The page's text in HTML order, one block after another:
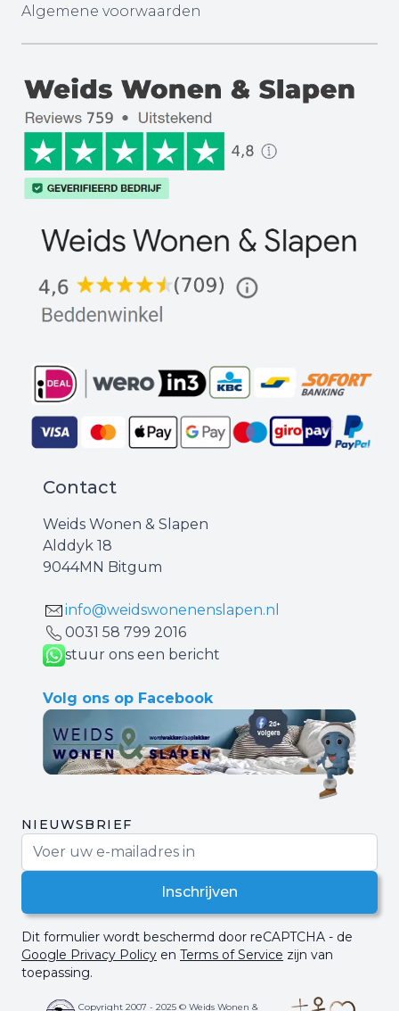
Algemene voorwaarden
Contact
Weids Wonen & Slapen
Alddyk 18
9044MN Bitgum
info@weidswonenenslapen.nl
0031 ‪58 799 2016‬
stuur ons een bericht
Volg ons op Facebook
NIEUWSBRIEF
Inschrijven
Dit formulier wordt beschermd door reCAPTCHA - de
Google Privacy Policy en Terms of Service zijn van
toepassing.
Copyright 2007 - 2025 © Weids Wonen &